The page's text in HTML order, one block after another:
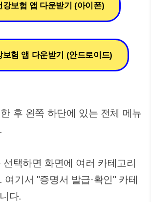
강보험 앱 다운받기 (아이폰)
보험 앱 다운받기 (안드로이드)
후 왼쪽 하단에 있는 전체 메뉴
선택하면 화면에 여러 카테고리
여기서 "증명서 발급·확인" 카테
다.